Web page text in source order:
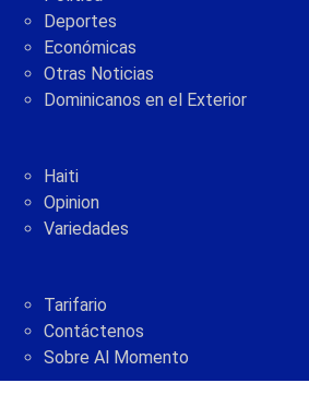
Deportes
Económicas
Otras Noticias
Dominicanos en el Exterior
Haiti
Opinion
Variedades
Tarifario
Contáctenos
Sobre Al Momento